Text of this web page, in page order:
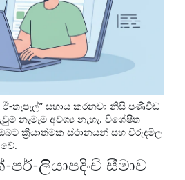
තැපැල්” සහාය කරනවා නිසි පණිවිඩ
නැමෑම අවශ්‍ය නැහැ. විශේෂිත
ක්‍රියාත්මක ස්ථානයන් සහ විරුදමිල
ලියාපදිංචි සීමාව